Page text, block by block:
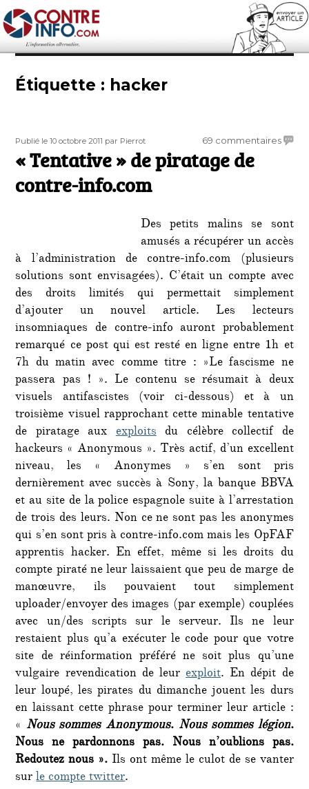
Contre-Info
Étiquette : hacker
Publié
Publié le 10 octobre 2011 Auteur
par Pierrot 69 commentairessur
« Tentative » de piratage de
contre-info.com
Des petits malins se sont
amusés a récupérer un accès
à l’administration de contre-info.com (plusieurs
solutions sont envisagées). C’était un compte avec
des droits limités qui permettait simplement
d’ajouter un nouvel article. Les lecteurs
insomniaques de contre-info auront probablement
remarqué ce post qui est resté en ligne entre 1h et
7h du matin avec comme titre : »Le fascisme ne
passera pas ! ». Le contenu se résumait à deux
visuels antifascistes (voir ci-dessous) et à un
troisième visuel rapprochant cette minable tentative
de piratage auxexploitsdu célèbre collectif de
hackeurs « Anonymous ». Très actif, d’un excellent
niveau, les « Anonymes » s’en sont pris
dernièrement avec succès à Sony, la banque BBVA
et au site de la police espagnole suite à l’arrestation
de trois des leurs. Non ce ne sont pas les anonymes
qui s’en sont pris à contre-info.com mais les OpFAF
apprentis hacker. En effet, même si les droits du
compte piraté ne leur laissaient que peu de marge de
manœuvre, ils pouvaient tout simplement
uploader/envoyer des images (par exemple) couplées
avec un/des scripts sur le serveur. Ils ne leur
restaient plus qu’a exécuter le code pour que votre
site de réinformation préféré ne soit plus qu’une
vulgaire revendication de leurexploit. En dépit de
leur loupé, les pirates du dimanche jouent les durs
en laissant cette phrase pour terminer leur article :
« Nous sommes Anonymous. Nous sommes légion.
Nous ne pardonnons pas. Nous n’oublions pas.
Redoutez nous ». Ils ont même le culot de se vanter
surle compte twitter.